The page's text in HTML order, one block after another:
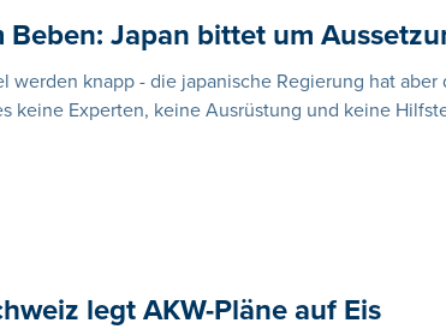
Beben: Japan bittet um
werden knapp - die japanische Regierung hat aber
keine Experten, keine Ausrüstung und keine
legt AKW-Pläne auf Eis